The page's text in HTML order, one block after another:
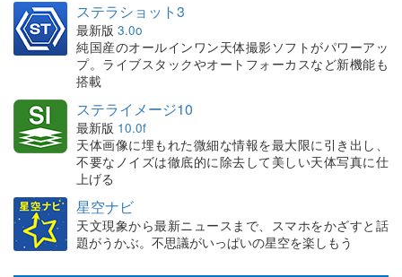
ステラショット3
最新版 3.0o
純国産のオールインワン天体撮影ソフトがパワーアッ
プ。ライブスタックやオートフォーカスなど新機能も
搭載
ステライメージ10
最新版 10.0f
天体画像に埋もれた微細な情報を最大限に引き出し、
不要なノイズは徹底的に除去して美しい天体写真に仕
上げる
星空ナビ
天文現象から最新ニュースまで、スマホをかざすと話
題がうかぶ。不思議がいっぱいの星空を楽しもう